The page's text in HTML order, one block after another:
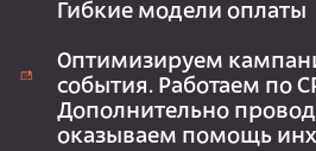
Гибкие модели оплаты
Оптимизируем
события. Работаем по
Дополнительно
оказываем помощь